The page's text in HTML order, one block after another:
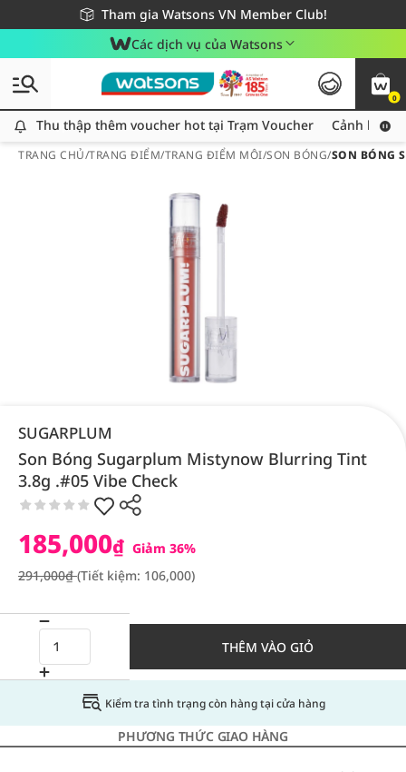
Tham gia Watsons VN Member Club!
Miễn phí giao hàng cho đơn hàng từ 249,000Đ
Giao hàng nhanh 24h - Áp dụng khu vực TP. Hồ Chí Minh
Các dịch vụ của Watsons
0
Thu thập thêm voucher hot tại Trạm Voucher
Thu thập thêm voucher hot tại Trạm Voucher Cảnh báo
TRANG CHỦ/TRANG ĐIỂM/TRANG ĐIỂM MÔI/SON BÓNG/SON BÓNG
SUGARPLUM
Son Bóng Sugarplum Mistynow Blurring Tint
3.8g .#05 Vibe Check
185,000₫ Giảm 36%
291,000₫(Tiết kiệm: 106,000)
THÊM VÀO GIỎ
Kiểm tra tình trạng còn hàng tại cửa hàng
PHƯƠNG THỨC GIAO HÀNG